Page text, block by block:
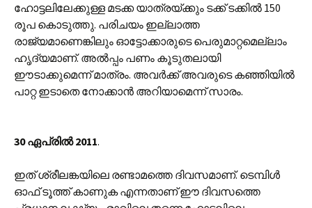
ഹോട്ടലിലേക്കുള്ള മടക്ക യാത്രയ്ക്കും ടക്ക് ടക്കിൽ 150
രൂപ കൊടുത്തു. പരിചയം ഇല്ലാത്ത
രാജ്യമാണെങ്കിലും ഓട്ടോക്കാരുടെ പെരുമാറ്റമെല്ലാം
ഹൃദ്യമാണ്. അൽ‌പ്പം പണം കൂടുതലായി
ഈടാക്കുമെന്ന് മാത്രം. അവർക്ക് അവരുടെ കഞ്ഞിയിൽ
പാറ്റ ഇടാതെ നോക്കാൻ അറിയാമെന്ന് സാരം.
30 ഏപ്രിൽ 2011.
ഇത് ശ്രീലങ്കയിലെ രണ്ടാമത്തെ ദിവസമാണ്. ടെമ്പിൾ
ഓഫ് ടൂത്ത് കാണുക എന്നതാണ് ഈ ദിവസത്തെ